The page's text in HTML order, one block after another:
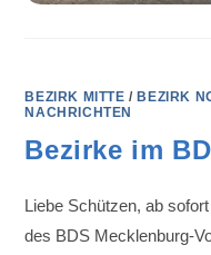
BEZIRK MITTE / BEZIRK
NACHRICHTEN
Bezirke im
Liebe Schützen, ab
des BDS Mecklenburg-